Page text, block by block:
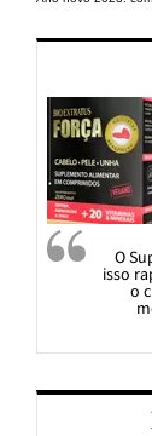
O
isso
o